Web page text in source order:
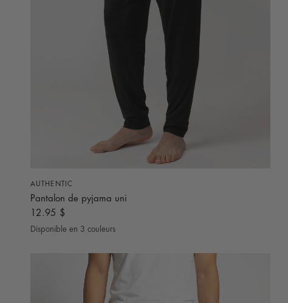
AUTHENTIC
Pantalon de pyjama uni
12.95 $
Noir
Disponible en 3 couleurs